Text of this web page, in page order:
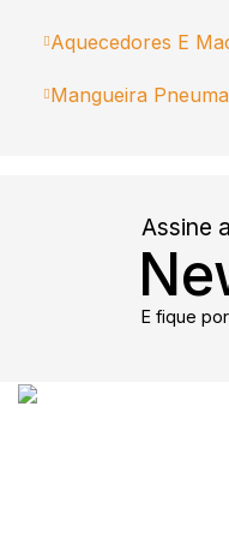
Aquecedores E
Mangueira
Assine
E fique